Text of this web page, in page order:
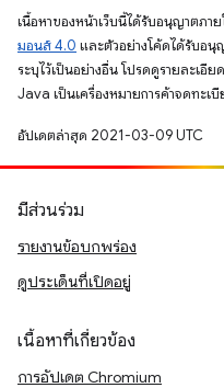
เนื้อหาของหน้าเว็บนี้ได้รับอนุญาตภาย
มอนส์ 4.0 และตัวอย่างโค้ดได้รับอนุ
ระบุไว้เป็นอย่างอื่น โปรดดูรายละเอีย
Java เป็นเครื่องหมายการค้าจดทะ
อัปเดตล่าสุด 2021-03-09 UTC
มีส่วนร่วม
รายงานข้อบกพร่อง
ดูประเด็นที่เปิดอยู่
เนื้อหาที่เกี่ยวข้อง
การอัปเดต Chromium